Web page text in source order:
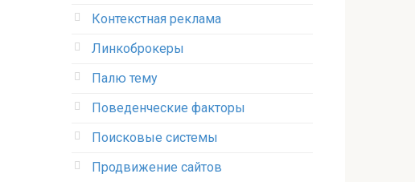
Контекстная реклама
Линкоброкеры
Палю тему
Поведенческие факторы
Поисковые системы
Продвижение сайтов